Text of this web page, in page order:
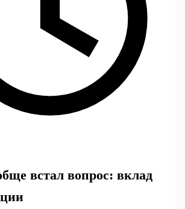
встал вопрос: вклад